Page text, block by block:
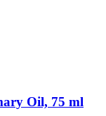
Oil, 75 ml